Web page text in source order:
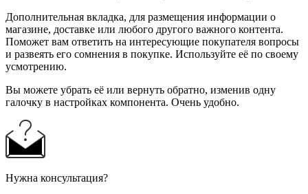
Дополнительная вкладка, для размещения информации о
магазине, доставке или любого другого важного контента.
Поможет вам ответить на интересующие покупателя вопросы
и развеять его сомнения в покупке. Используйте её по своему
усмотрению.
Вы можете убрать её или вернуть обратно, изменив одну
галочку в настройках компонента. Очень удобно.
Нужна консультация?